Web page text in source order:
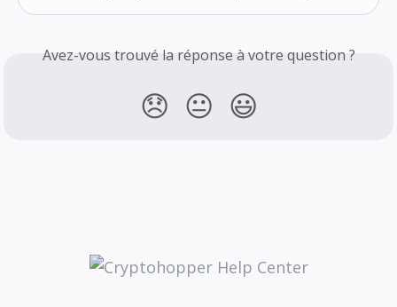
Avez-vous trouvé la réponse à votre question ?
😞 😐 😃